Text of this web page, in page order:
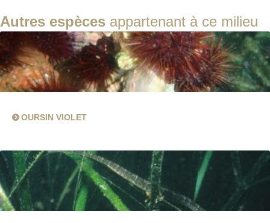
Autres espèces appartenant à ce milieu
OURSIN VIOLET